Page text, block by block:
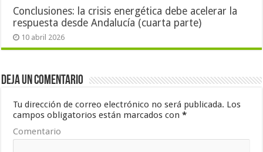
Conclusiones: la crisis energética debe acelerar la
respuesta desde Andalucía (cuarta parte)
10 abril 2026
Deja un comentario
Tu dirección de correo electrónico no será publicada. Los
campos obligatorios están marcados con*
Comentario